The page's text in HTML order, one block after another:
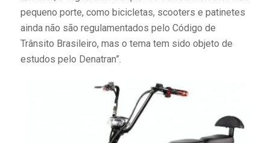
pequeno porte, como bicicletas, scooters e patinetes
ainda não são regulamentados pelo Código de
Trânsito Brasileiro, mas o tema tem sido objeto de
estudos pelo Denatran”.